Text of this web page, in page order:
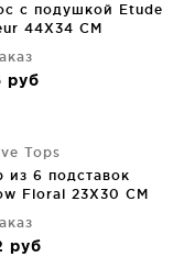
с подушкой Etude
44X34 CM
руб
Tops
из 6 подставок
Floral 23X30 CM
руб